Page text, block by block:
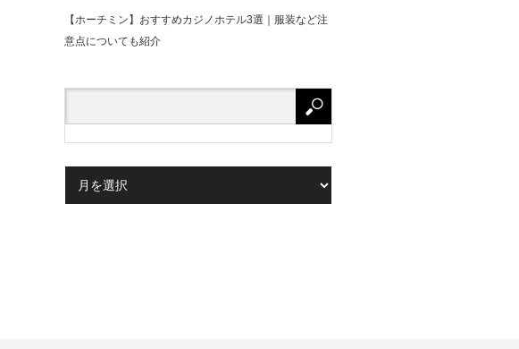
【ホーチミン】おすすめカジノホテル3選｜服装など注
意点についても紹介